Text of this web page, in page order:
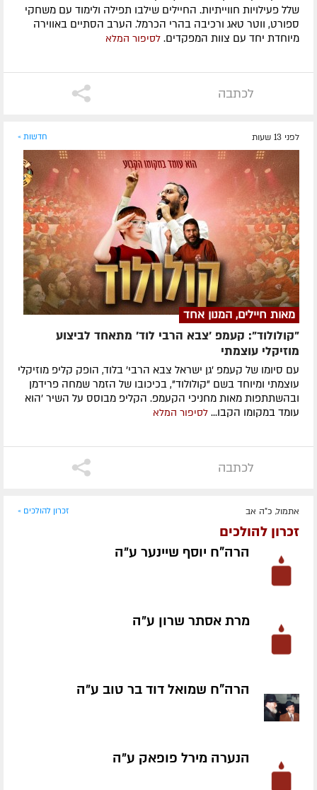
שלל פעילויות חווייתיות. החיילים שילבו תפילה ולימוד עם משחקי
ספורט, ווטר טאג ורכיבה בהרי הכרמל. הערב הסתיים באווירה
מיוחדת יחד עם צוות המפקדים. לסיפור המלא
לכתבה
לפני 13 שעות חדשות »
מאות חיילים, המנון אחד
"קולולוד": קעמפ 'צבא הרבי לוד' מתאחד לביצוע
מוזיקלי עוצמתי
עם סיומו של קעמפ 'גן ישראל צבא הרבי' בלוד, הופק קליפ מוזיקלי
עוצמתי ומיוחד בשם "קולולוד", בכיכובו של הזמר שמחה פרידמן
ובהשתתפות מאות מחניכי הקעמפ. הקליפ מבוסס על השיר 'הוא
עומד במקומו הקבו... לסיפור המלא
לכתבה
אתמול, כ"ה אב זכרון להולכים »
זכרון להולכים
הרה"ח יוסף שיינער ע״ה
מרת אסתר שרון ע״ה
הרה"ח שמואל דוד בר טוב ע״ה
הנערה מירל פופאק ע״ה